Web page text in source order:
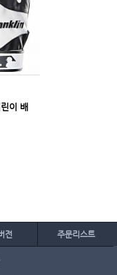
이 배
전 주문리스트